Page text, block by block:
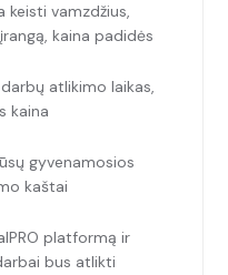
keisti vamzdžius,
kaina padidės
atlikimo laikas,
kaina
gyvenamosios
kaštai
platformą ir
bus atlikti